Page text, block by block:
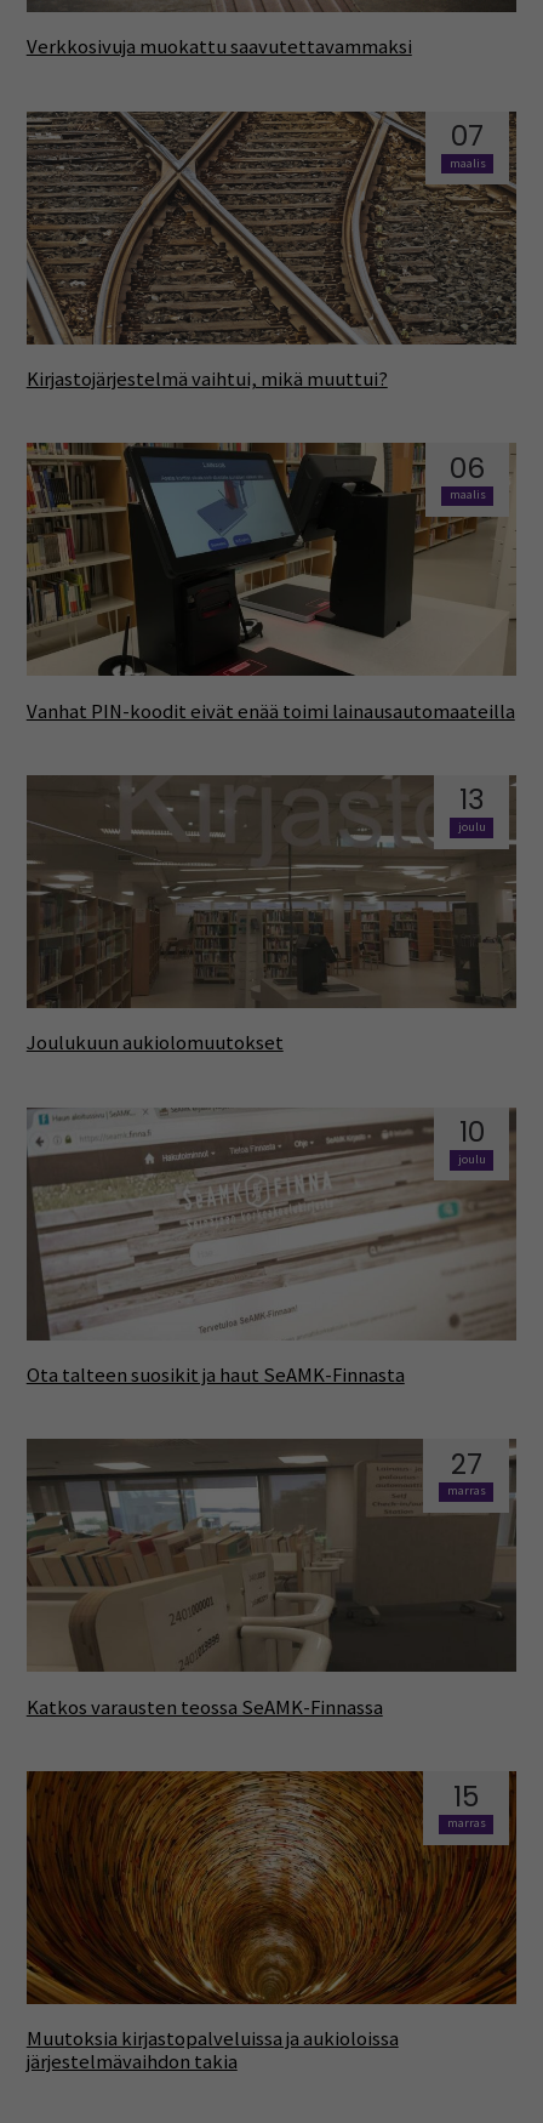
Verkkosivuja muokattu saavutettavammaksi
07
maalis
Kirjastojärjestelmä vaihtui, mikä muuttui?
06
maalis
Vanhat PIN-koodit eivät enää toimi lainausautomaateilla
13
joulu
Joulukuun aukiolomuutokset
10
joulu
Ota talteen suosikit ja haut SeAMK-Finnasta
27
marras
Katkos varausten teossa SeAMK-Finnassa
15
marras
Muutoksia kirjastopalveluissa ja aukioloissa
järjestelmävaihdon takia